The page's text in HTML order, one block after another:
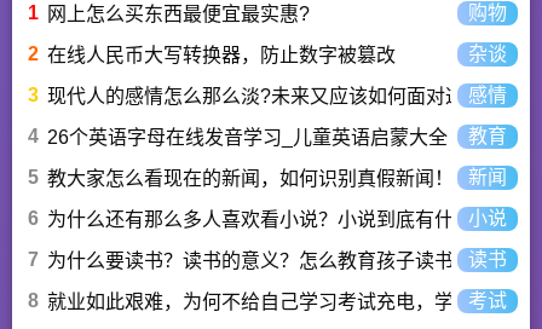
1
网上怎么买东西最便宜最实惠?
购物
2 在线人民币大写转换器，防止数字被篡改
杂谈
3 现代人的感情怎么那么淡?未来又应该如何面对这人情淡
感情
4 26个英语字母在线发音学习_儿童英语启蒙大全
教育
5 教大家怎么看现在的新闻，如何识别真假新闻！
新闻
6 为什么还有那么多人喜欢看小说？小说到底有什么魅力长
小说
7 为什么要读书？读书的意义？怎么教育孩子读书？读书
8 就业如此艰难，为何不给自己学习考试充电，学一技之长
考试